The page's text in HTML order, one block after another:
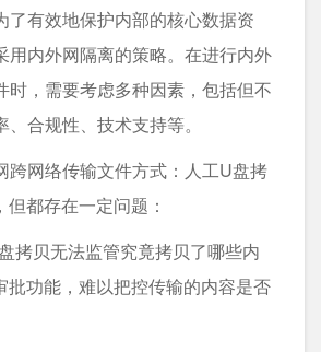
了有效地保护内部的核心数据资
用内外网隔离的策略。在进行内外
时，需要考虑多种因素，包括但不
合规性、技术支持等。
跨网络传输文件方式：人工U盘拷
都存在一定问题：
拷贝无法监管究竟拷贝了哪些内
批功能，难以把控传输的内容是否